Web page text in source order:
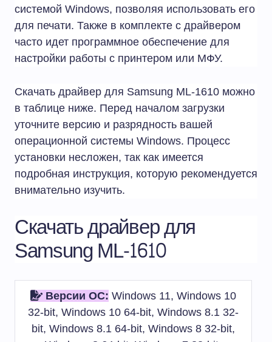
системой Windows, позволяя использовать его
для печати. Также в комплекте с драйвером
часто идет программное обеспечение для
настройки работы с принтером или МФУ.
Скачать драйвер для Samsung ML-1610 можно
в таблице ниже. Перед началом загрузки
уточните версию и разрядность вашей
операционной системы Windows. Процесс
установки несложен, так как имеется
подробная инструкция, которую рекомендуется
внимательно изучить.
Скачать драйвер для
Samsung ML-1610
Версии ОС: Windows 11, Windows 10
32-bit, Windows 10 64-bit, Windows 8.1 32-
bit, Windows 8.1 64-bit, Windows 8 32-bit,